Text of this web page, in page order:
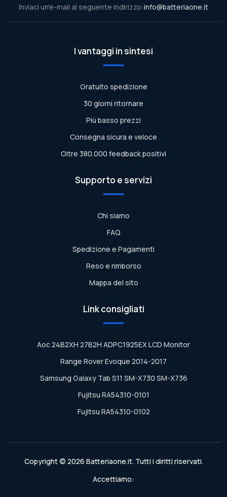
Inviaci un'e-mail al seguente indirizzo:info@batteriaone.it
I vantaggi in sintesi
Gratuito spedizione
30 giorni ritornare
Più basso prezzi
Consegna sicura e veloce
Oltre 380.000 feedback positivi
Supporto e servizi
Chi siamo
FAQ
Spedizione e Pagamenti
Reso e rimborso
Mappa del sito
Link consigliati
Aoc 24B2XH 27B2H ADPC1925EX LCD Monitor
Range Rover Evoque 2014-2017
Samsung Galaxy Tab S11 SM-X730 SM-X736
Fujitsu RA54310-0101
Fujitsu RA54310-0102
Copyright © 2026 Batteriaone.it. Tutti i diritti riservati.
Accettiamo: